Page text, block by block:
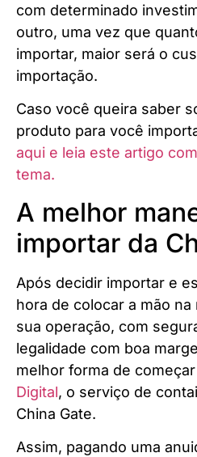
com determinado
outro, uma vez que
importar, maior será o
importação.
Caso você queira saber
produto para você
aqui e leia este artigo
tema.
A melhor
importar da
Após decidir importar e
hora de colocar a mão na
sua operação, com
legalidade com boa
melhor forma de
Digital, o serviço de
China Gate.
Assim, pagando uma